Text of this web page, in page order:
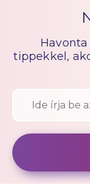
tippekkel,